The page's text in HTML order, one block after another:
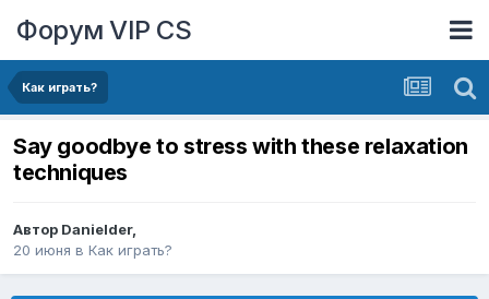
Форум VIP CS
Как играть?
Say goodbye to stress with these relaxation
techniques
Автор Danielder,
20 июня в Как играть?